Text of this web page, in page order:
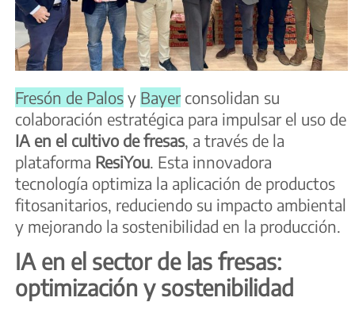
Fresón de Palos y Bayerconsolidan su
colaboración estratégica para impulsar el uso de
IA en el cultivo de fresas, a través de la
plataforma ResiYou . Esta innovadora
tecnología optimiza la aplicación de productos
fitosanitarios, reduciendo su impacto ambiental
y mejorando la sostenibilidad en la producción.
IA en el sector de las fresas:
optimización y sostenibilidad